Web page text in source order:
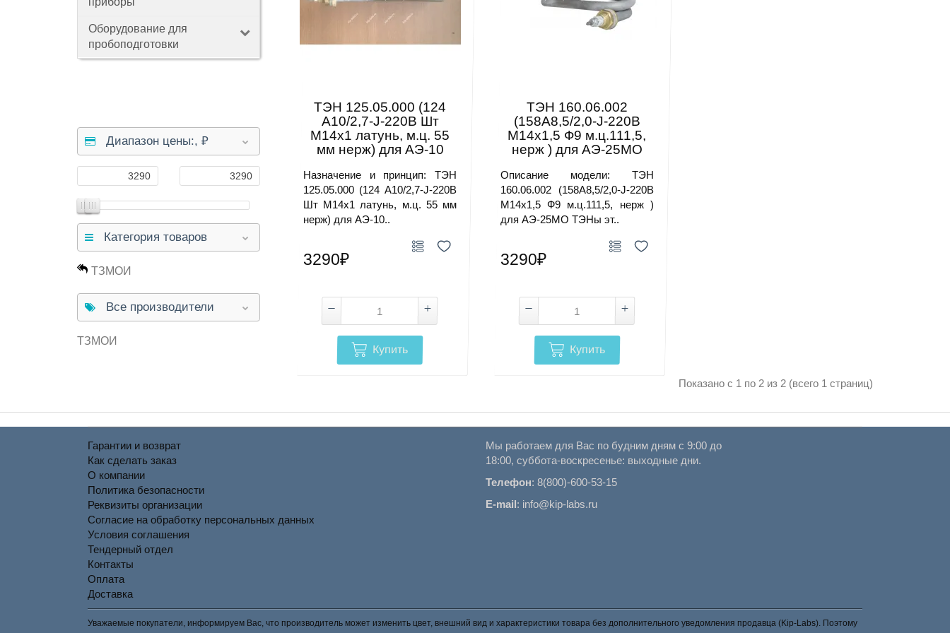
Оборудование для
пробоподготовки
Диапазон цены:,₽
Категория товаров
ТЗМОИ
Все производители
ТЗМОИ
ТЭН 125.05.000 (124
А10/2,7-J-220В Шт
М14х1 латунь, м.ц. 55
мм нерж) для АЭ-10
Назначение и принцип: ТЭН
125.05.000 (124 А10/2,7-J-220В
Шт М14х1 латунь, м.ц. 55 мм
нерж) для АЭ-10..
3290₽
Купить
ТЭН 160.06.002
(158А8,5/2,0-J-220В
М14х1,5 Ф9 м.ц.111,5,
нерж ) для АЭ-25МО
Описание модели: ТЭН
160.06.002 (158А8,5/2,0-J-220В
М14х1,5 Ф9 м.ц.111,5, нерж )
для АЭ-25МО ТЭНы эт..
3290₽
Купить
Показано с 1 по 2 из 2 (всего 1 страниц)
Гарантии и возврат
Как сделать заказ
О компании
Политика безопасности
Реквизиты организации
Согласие на обработку персональных данных
Условия соглашения
Тендерный отдел
Контакты
Оплата
Доставка
Мы работаем для Вас по будним дням с 9:00 до
18:00, суббота-воскресенье: выходные дни.
Телефон: 8(800)-600-53-15
E-mail: info@kip-labs.ru
Уважаемые покупатели, информируем Вас, что производитель может изменить цвет, внешний вид и характеристики товара без дополнительного уведомления продавца (Kip-Labs). Поэтому